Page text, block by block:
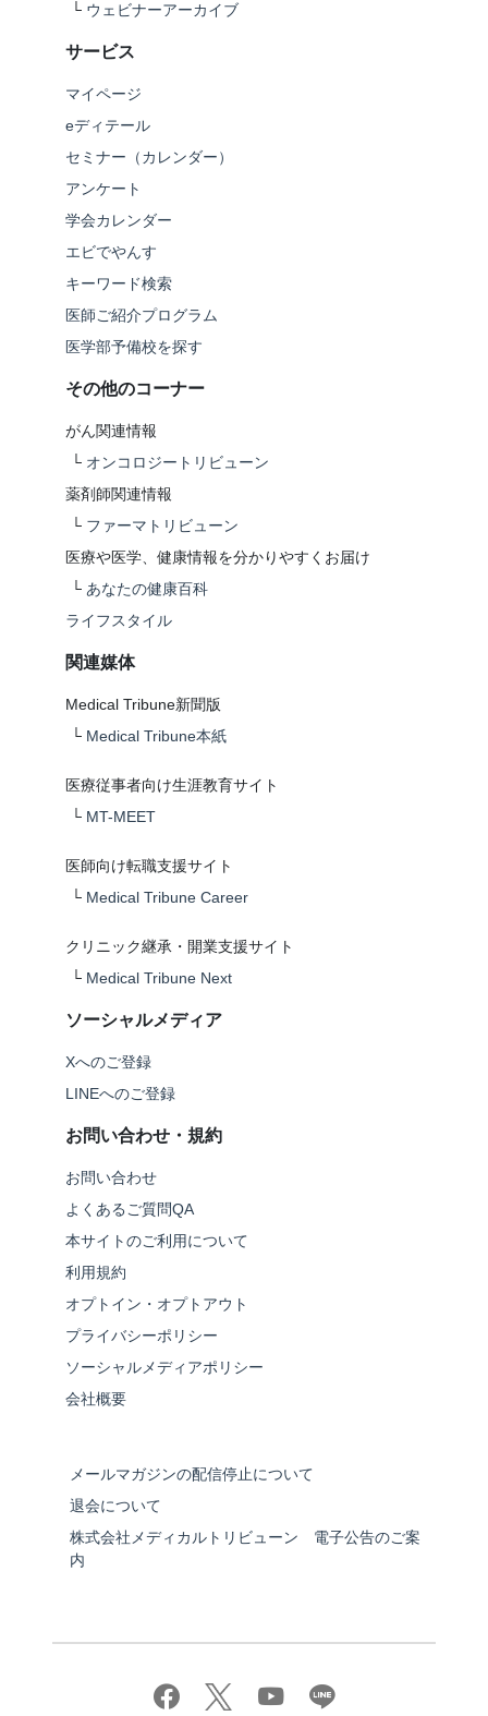
└ ウェビナーアーカイブ
サービス
マイページ
eディテール
セミナー（カレンダー）
アンケート
学会カレンダー
エビでやんす
キーワード検索
医師ご紹介プログラム
医学部予備校を探す
その他のコーナー
がん関連情報
└ オンコロジートリビューン
薬剤師関連情報
└ ファーマトリビューン
医療や医学、健康情報を分かりやすくお届け
└ あなたの健康百科
ライフスタイル
関連媒体
Medical Tribune新聞版
└ Medical Tribune本紙
医療従事者向け生涯教育サイト
└ MT-MEET
医師向け転職支援サイト
└ Medical Tribune Career
クリニック継承・開業支援サイト
└ Medical Tribune Next
ソーシャルメディア
Xへのご登録
LINEへのご登録
お問い合わせ・規約
お問い合わせ
よくあるご質問QA
本サイトのご利用について
利用規約
オプトイン・オプトアウト
プライバシーポリシー
ソーシャルメディアポリシー
会社概要
メールマガジンの配信停止について
退会について
株式会社メディカルトリビューン 電子公告のご案
内